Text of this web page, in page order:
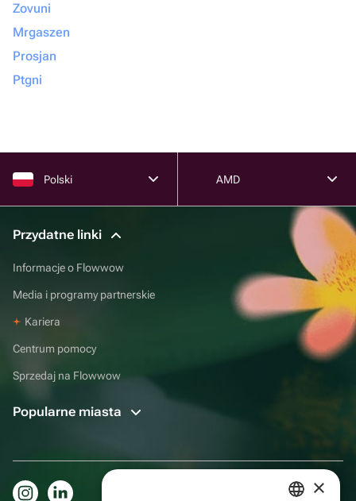
Zovuni
Mrgaszen
Prosjan
Ptgni
Polski AMD
Przydatne linki
Informacje o Flowwow
Media i programy partnerskie
Kariera
Centrum pomocy
Sprzedaj na Flowwow
Popularne miasta
×